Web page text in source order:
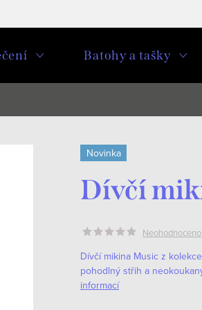
Batohy a tašky
Novinka
Dívčí
Neohodnoceno
Dívčí mikina Music z
pohodlný střih a
informací